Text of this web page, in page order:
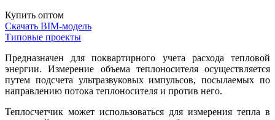
Купить оптом
Скачать BIM-модель
Типовые проекты
Предназначен для поквартирного учета расхода тепловой
энергии. Измерение объема теплоносителя осуществляется
путем подсчета ультразвуковых импульсов, посылаемых по
направлению потока теплоносителя и против него.
Теплосчетчик может использоваться для измерения тепла в